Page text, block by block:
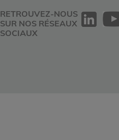
RETROUVEZ-NOUS
SUR NOS RÉSEAUX
SOCIAUX